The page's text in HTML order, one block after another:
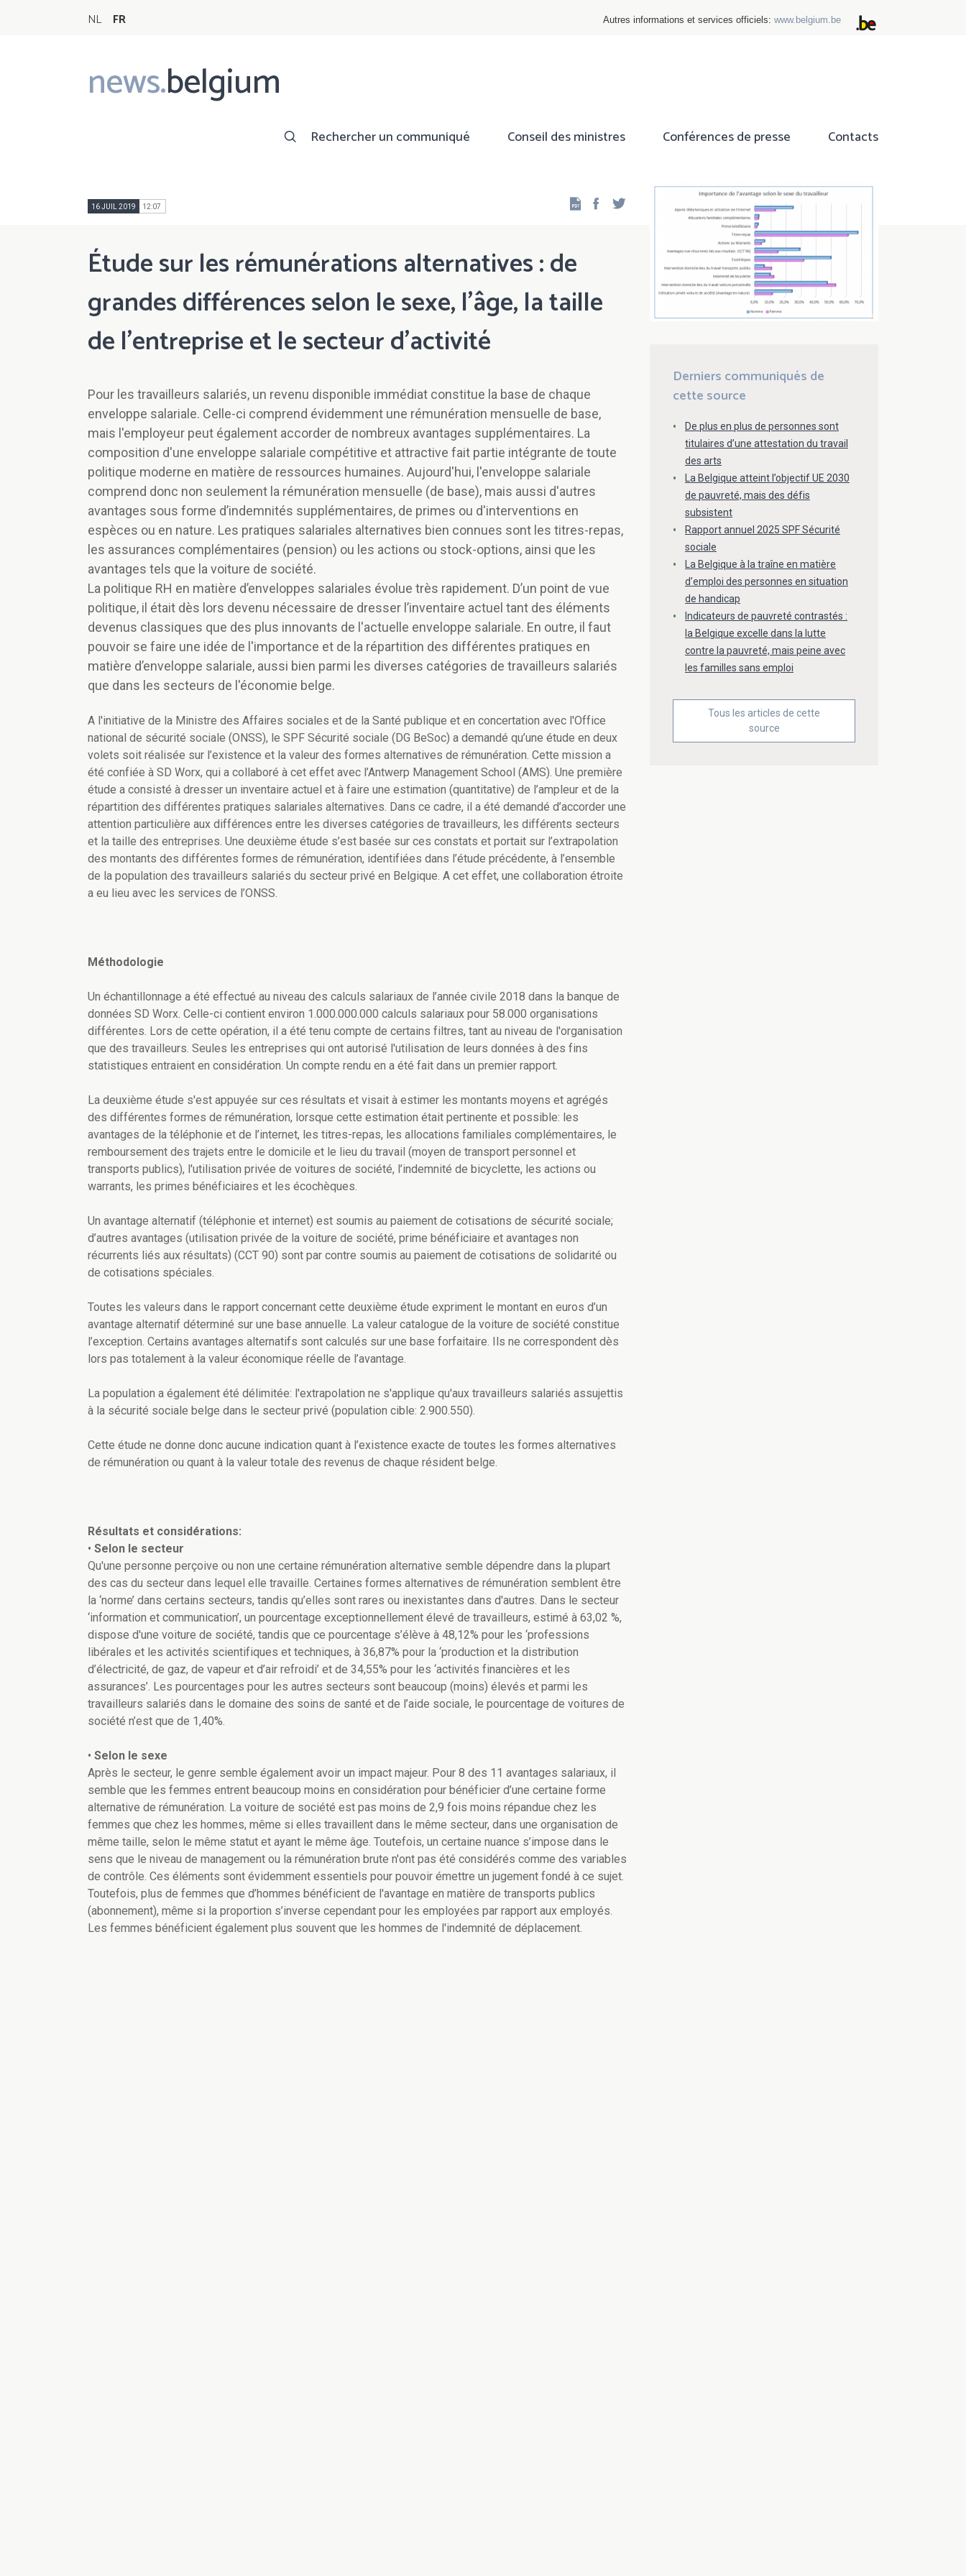
NL FR Autres informations et services officiels: www.belgium.be
news.belgium
Main
navigation
Rechercher un communiqué Conseil des ministres Conférences de presse Contacts
16 JUIL 2019 12:07 Facebook
Étude sur les rémunérations alternatives : de
grandes différences selon le sexe, l'âge, la taille
de l’entreprise et le secteur d'activité
Pour les travailleurs salariés, un revenu disponible immédiat constitue la base de chaque
enveloppe salariale. Celle-ci comprend évidemment une rémunération mensuelle de base,
mais l'employeur peut également accorder de nombreux avantages supplémentaires. La
composition d'une enveloppe salariale compétitive et attractive fait partie intégrante de toute
politique moderne en matière de ressources humaines. Aujourd'hui, l'enveloppe salariale
comprend donc non seulement la rémunération mensuelle (de base), mais aussi d'autres
avantages sous forme d’indemnités supplémentaires, de primes ou d'interventions en
espèces ou en nature. Les pratiques salariales alternatives bien connues sont les titres-repas,
les assurances complémentaires (pension) ou les actions ou stock-options, ainsi que les
avantages tels que la voiture de société.
La politique RH en matière d’enveloppes salariales évolue très rapidement. D’un point de vue
politique, il était dès lors devenu nécessaire de dresser l’inventaire actuel tant des éléments
devenus classiques que des plus innovants de l'actuelle enveloppe salariale. En outre, il faut
pouvoir se faire une idée de l'importance et de la répartition des différentes pratiques en
matière d’enveloppe salariale, aussi bien parmi les diverses catégories de travailleurs salariés
que dans les secteurs de l'économie belge.
A l'initiative de la Ministre des Affaires sociales et de la Santé publique et en concertation avec l'Office
national de sécurité sociale (ONSS), le SPF Sécurité sociale (DG BeSoc) a demandé qu’une étude en deux
volets soit réalisée sur l’existence et la valeur des formes alternatives de rémunération. Cette mission a
été confiée à SD Worx, qui a collaboré à cet effet avec l’Antwerp Management School (AMS). Une première
étude a consisté à dresser un inventaire actuel et à faire une estimation (quantitative) de l’ampleur et de la
répartition des différentes pratiques salariales alternatives. Dans ce cadre, il a été demandé d’accorder une
attention particulière aux différences entre les diverses catégories de travailleurs, les différents secteurs
et la taille des entreprises. Une deuxième étude s’est basée sur ces constats et portait sur l’extrapolation
des montants des différentes formes de rémunération, identifiées dans l’étude précédente, à l’ensemble
de la population des travailleurs salariés du secteur privé en Belgique. A cet effet, une collaboration étroite
a eu lieu avec les services de l’ONSS.
Méthodologie
Un échantillonnage a été effectué au niveau des calculs salariaux de l’année civile 2018 dans la banque de
données SD Worx. Celle-ci contient environ 1.000.000.000 calculs salariaux pour 58.000 organisations
différentes. Lors de cette opération, il a été tenu compte de certains filtres, tant au niveau de l'organisation
que des travailleurs. Seules les entreprises qui ont autorisé l'utilisation de leurs données à des fins
statistiques entraient en considération. Un compte rendu en a été fait dans un premier rapport.
La deuxième étude s'est appuyée sur ces résultats et visait à estimer les montants moyens et agrégés
des différentes formes de rémunération, lorsque cette estimation était pertinente et possible: les
avantages de la téléphonie et de l’internet, les titres-repas, les allocations familiales complémentaires, le
remboursement des trajets entre le domicile et le lieu du travail (moyen de transport personnel et
transports publics), l'utilisation privée de voitures de société, l’indemnité de bicyclette, les actions ou
warrants, les primes bénéficiaires et les écochèques.
Un avantage alternatif (téléphonie et internet) est soumis au paiement de cotisations de sécurité sociale;
d’autres avantages (utilisation privée de la voiture de société, prime bénéficiaire et avantages non
récurrents liés aux résultats) (CCT 90) sont par contre soumis au paiement de cotisations de solidarité ou
de cotisations spéciales.
Toutes les valeurs dans le rapport concernant cette deuxième étude expriment le montant en euros d’un
avantage alternatif déterminé sur une base annuelle. La valeur catalogue de la voiture de société constitue
l’exception. Certains avantages alternatifs sont calculés sur une base forfaitaire. Ils ne correspondent dès
lors pas totalement à la valeur économique réelle de l’avantage.
La population a également été délimitée: l'extrapolation ne s'applique qu'aux travailleurs salariés assujettis
à la sécurité sociale belge dans le secteur privé (population cible: 2.900.550).
Cette étude ne donne donc aucune indication quant à l’existence exacte de toutes les formes alternatives
de rémunération ou quant à la valeur totale des revenus de chaque résident belge.
Résultats et considérations:
• Selon le secteur
Qu'une personne perçoive ou non une certaine rémunération alternative semble dépendre dans la plupart
des cas du secteur dans lequel elle travaille. Certaines formes alternatives de rémunération semblent être
la ‘norme’ dans certains secteurs, tandis qu’elles sont rares ou inexistantes dans d'autres. Dans le secteur
‘information et communication’, un pourcentage exceptionnellement élevé de travailleurs, estimé à 63,02 %,
dispose d'une voiture de société, tandis que ce pourcentage s’élève à 48,12% pour les ‘professions
libérales et les activités scientifiques et techniques, à 36,87% pour la ‘production et la distribution
d’électricité, de gaz, de vapeur et d’air refroidi’ et de 34,55% pour les ‘activités financières et les
assurances’. Les pourcentages pour les autres secteurs sont beaucoup (moins) élevés et parmi les
travailleurs salariés dans le domaine des soins de santé et de l’aide sociale, le pourcentage de voitures de
société n’est que de 1,40%.
• Selon le sexe
Après le secteur, le genre semble également avoir un impact majeur. Pour 8 des 11 avantages salariaux, il
semble que les femmes entrent beaucoup moins en considération pour bénéficier d’une certaine forme
alternative de rémunération. La voiture de société est pas moins de 2,9 fois moins répandue chez les
femmes que chez les hommes, même si elles travaillent dans le même secteur, dans une organisation de
même taille, selon le même statut et ayant le même âge. Toutefois, un certaine nuance s’impose dans le
sens que le niveau de management ou la rémunération brute n'ont pas été considérés comme des variables
de contrôle. Ces éléments sont évidemment essentiels pour pouvoir émettre un jugement fondé à ce sujet.
Toutefois, plus de femmes que d’hommes bénéficient de l'avantage en matière de transports publics
(abonnement), même si la proportion s’inverse cependant pour les employées par rapport aux employés.
Les femmes bénéficient également plus souvent que les hommes de l'indemnité de déplacement.
Derniers communiqués de
cette source
De plus en plus de personnes sont
titulaires d’une attestation du travail
des arts
La Belgique atteint l’objectif UE 2030
de pauvreté, mais des défis
subsistent
Rapport annuel 2025 SPF Sécurité
sociale
La Belgique à la traîne en matière
d’emploi des personnes en situation
de handicap
Indicateurs de pauvreté contrastés :
la Belgique excelle dans la lutte
contre la pauvreté, mais peine avec
les familles sans emploi
Tous les articles de cette
source